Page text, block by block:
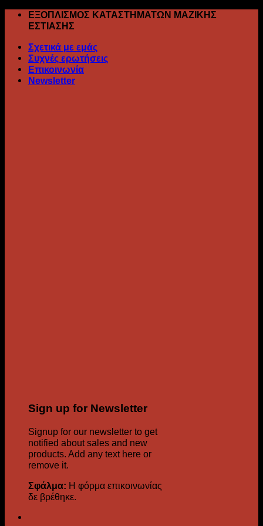
Skip
ΕΞΟΠΛΙΣΜΟΣ ΚΑΤΑΣΤΗΜΑΤΩΝ ΜΑΖΙΚΗΣ
ΕΣΤΙΑΣΗΣ
Σχετικά με εμάς
Συχνές ερωτήσεις
Επικοινωνία
Newsletter
Sign up for Newsletter
Signup for our newsletter to get
notified about sales and new
products. Add any text here or
remove it.
Σφάλμα: Η φόρμα επικοινωνίας
δε βρέθηκε.